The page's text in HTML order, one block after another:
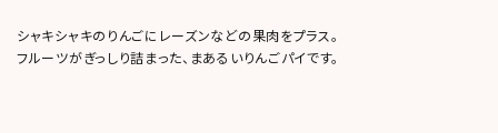
シャキシャキのりんごにレーズンなどの果肉をプラス。
フルーツがぎっしり詰まった、まあるいりんごパイです。